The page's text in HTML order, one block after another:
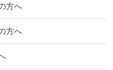
方へ
方へ